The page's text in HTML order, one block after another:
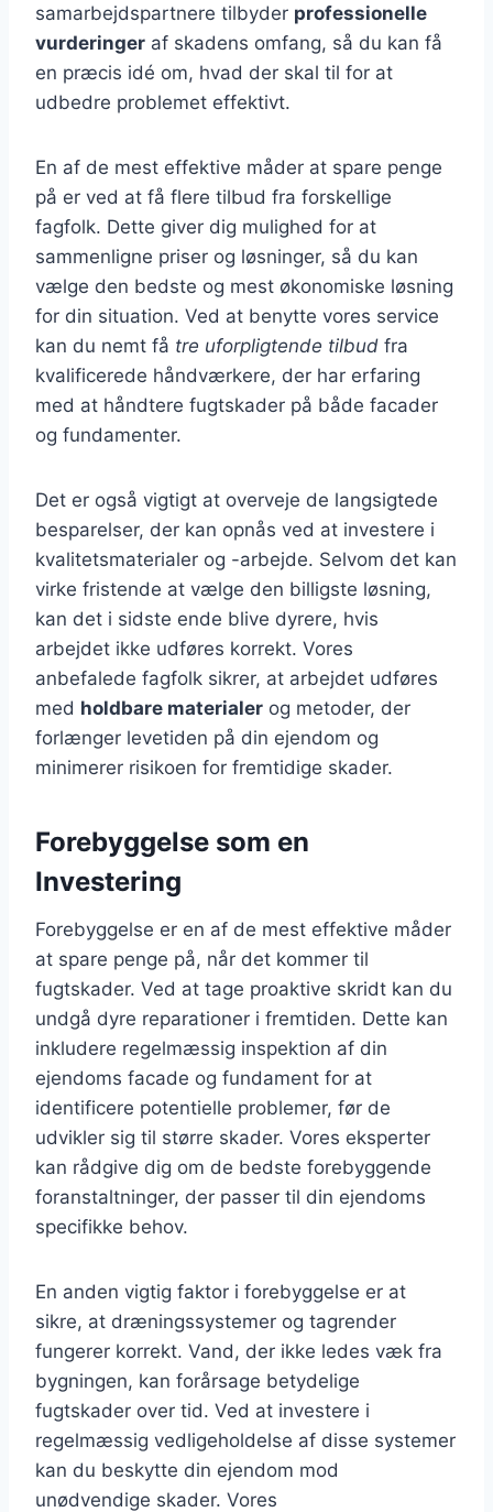
samarbejdspartnere tilbyder professionelle
vurderinger af skadens omfang, så du kan få
en præcis idé om, hvad der skal til for at
udbedre problemet effektivt.
En af de mest effektive måder at spare penge
på er ved at få flere tilbud fra forskellige
fagfolk. Dette giver dig mulighed for at
sammenligne priser og løsninger, så du kan
vælge den bedste og mest økonomiske løsning
for din situation. Ved at benytte vores service
kan du nemt få tre uforpligtende tilbud fra
kvalificerede håndværkere, der har erfaring
med at håndtere fugtskader på både facader
og fundamenter.
Det er også vigtigt at overveje de langsigtede
besparelser, der kan opnås ved at investere i
kvalitetsmaterialer og -arbejde. Selvom det kan
virke fristende at vælge den billigste løsning,
kan det i sidste ende blive dyrere, hvis
arbejdet ikke udføres korrekt. Vores
anbefalede fagfolk sikrer, at arbejdet udføres
med holdbare materialer og metoder, der
forlænger levetiden på din ejendom og
minimerer risikoen for fremtidige skader.
Forebyggelse som en
Investering
Forebyggelse er en af de mest effektive måder
at spare penge på, når det kommer til
fugtskader. Ved at tage proaktive skridt kan du
undgå dyre reparationer i fremtiden. Dette kan
inkludere regelmæssig inspektion af din
ejendoms facade og fundament for at
identificere potentielle problemer, før de
udvikler sig til større skader. Vores eksperter
kan rådgive dig om de bedste forebyggende
foranstaltninger, der passer til din ejendoms
specifikke behov.
En anden vigtig faktor i forebyggelse er at
sikre, at dræningssystemer og tagrender
fungerer korrekt. Vand, der ikke ledes væk fra
bygningen, kan forårsage betydelige
fugtskader over tid. Ved at investere i
regelmæssig vedligeholdelse af disse systemer
kan du beskytte din ejendom mod
unødvendige skader. Vores